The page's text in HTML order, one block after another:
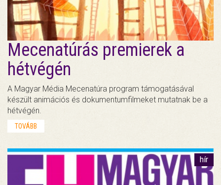
Mecenatúrás premierek a
hétvégén
A Magyar Média Mecenatúra program támogatásával
készült animációs és dokumentumfilmeket mutatnak be a
hétvégén.
TOVÁBB
hír